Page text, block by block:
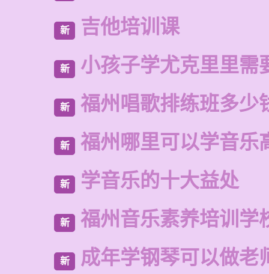
新 吉他培训课
新 小孩子学尤克里里需
新 福州唱歌排练班多少
新 福州哪里可以学音乐
新 学音乐的十大益处
新 福州音乐素养培训学
新 成年学钢琴可以做老